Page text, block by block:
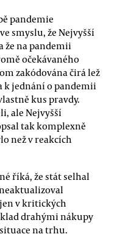
pandemie
smyslu, že Nejvyšší
na pandemii
očekávaného
zakódována čirá lež
k jednání o pandemii
kus pravdy.
ale Nejvyšší
tak komplexně
než v reakcích
říká, že stát selhal
v kritických
drahými nákupy
na trhu.